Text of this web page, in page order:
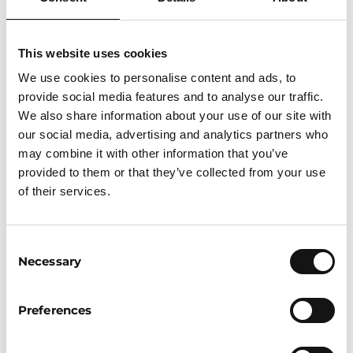
This website uses cookies
We use cookies to personalise content and ads, to
provide social media features and to analyse our traffic.
We also share information about your use of our site with
our social media, advertising and analytics partners who
may combine it with other information that you’ve
provided to them or that they’ve collected from your use
of their services.
Selection
Necessary
Preferences
Wat ik leuk vind aan IT?
Ik vind de dingen die ik leer mega
interessant. Alle systemen maar ook hoe we
bijvoorbeeld veiliger om kunnen gaan met
techniek zodat de kans op een data lek
kleiner wordt.
Daarnaast vind ik het leuk dat ik mijn opa en
oma bijvoorbeeld kan helpen om digitaler te
mijn familie, ik kan mensen in algemeen
voor een studieproject ook een soort
(ouderenzorg), ook ouderen willen leren